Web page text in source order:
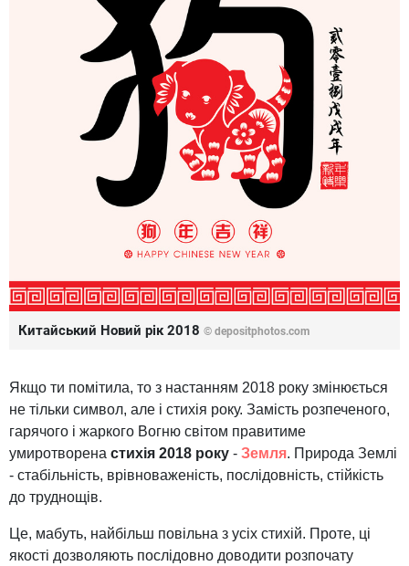
Китайський Новий рік 2018 © depositphotos.com
Якщо ти помітила, то з настанням 2018 року змінюється
не тільки символ, але і стихія року. Замість розпеченого,
гарячого і жаркого Вогню світом правитиме
умиротворена стихія 2018 року - Земля. Природа Землі
- стабільність, врівноваженість, послідовність, стійкість
до труднощів.
Це, мабуть, найбільш повільна з усіх стихій. Проте, ці
якості дозволяють послідовно доводити розпочату